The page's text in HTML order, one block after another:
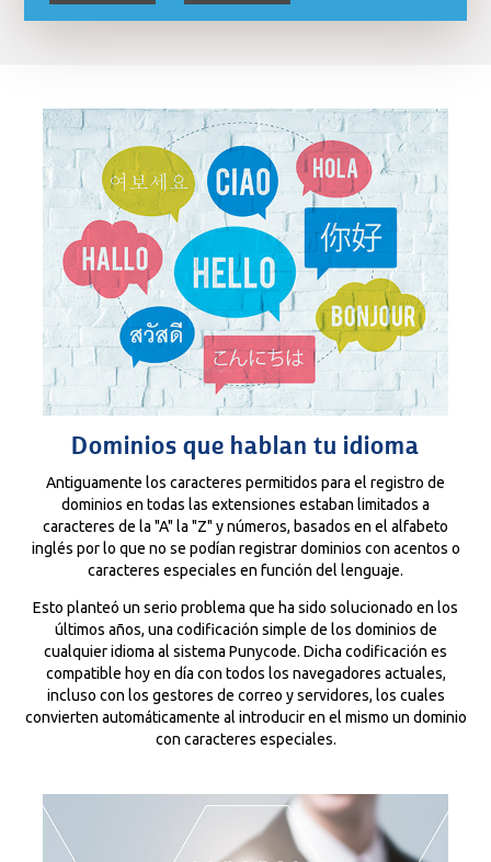
Dominios que hablan tu idioma
Antiguamente los caracteres permitidos para el registro de
dominios en todas las extensiones estaban limitados a
caracteres de la "A" la "Z" y números, basados en el alfabeto
inglés por lo que no se podían registrar dominios con acentos o
caracteres especiales en función del lenguaje.
Esto planteó un serio problema que ha sido solucionado en los
últimos años, una codificación simple de los dominios de
cualquier idioma al sistema Punycode. Dicha codificación es
compatible hoy en día con todos los navegadores actuales,
incluso con los gestores de correo y servidores, los cuales
convierten automáticamente al introducir en el mismo un dominio
con caracteres especiales.